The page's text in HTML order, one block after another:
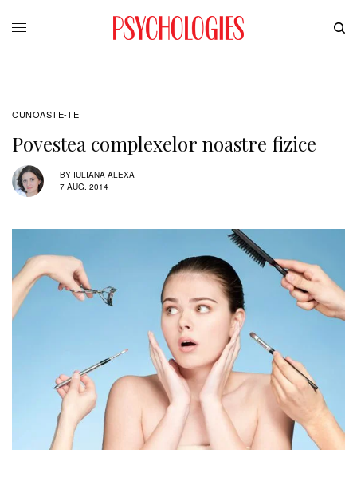
CUNOASTE-TE
Povestea complexelor noastre fizice
BY IULIANA ALEXA
7 AUG. 2014